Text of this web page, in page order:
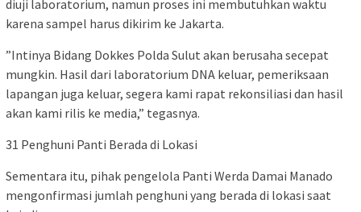
diuji laboratorium, namun proses ini membutuhkan waktu
karena sampel harus dikirim ke Jakarta.
​”Intinya Bidang Dokkes Polda Sulut akan berusaha secepat
mungkin. Hasil dari laboratorium DNA keluar, pemeriksaan
lapangan juga keluar, segera kami rapat rekonsiliasi dan hasil
akan kami rilis ke media,” tegasnya.
​31 Penghuni Panti Berada di Lokasi
​Sementara itu, pihak pengelola Panti Werda Damai Manado
mengonfirmasi jumlah penghuni yang berada di lokasi saat